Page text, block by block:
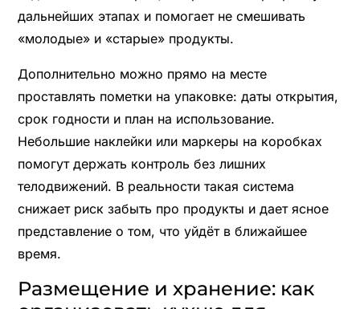
дальнейших этапах и помогает не смешивать
«молодые» и «старые» продукты.
Дополнительно можно прямо на месте
проставлять пометки на упаковке: даты открытия,
срок годности и план на использование.
Небольшие наклейки или маркеры на коробках
помогут держать контроль без лишних
телодвижений. В реальности такая система
снижает риск забыть про продукты и дает ясное
представление о том, что уйдёт в ближайшее
время.
Размещение и хранение: как